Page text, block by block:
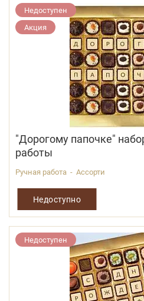
Недоступен
Акция
"Дорогому папочке"
работы
Ручная работа - Ассорти
Недоступно
Недоступен